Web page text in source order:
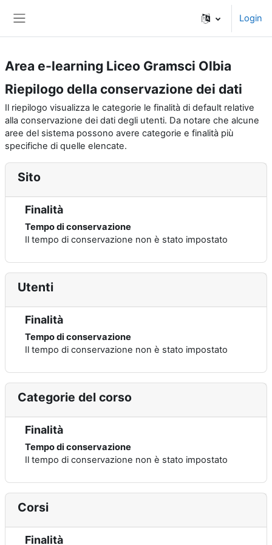
Login
Area e-learning Liceo Gramsci Olbia
Riepilogo della conservazione dei dati
Il riepilogo visualizza le categorie le finalità di default relative
alla conservazione dei dati degli utenti. Da notare che alcune
aree del sistema possono avere categorie e finalità più
specifiche di quelle elencate.
Sito
Finalità
Tempo di conservazione
Il tempo di conservazione non è stato impostato
Utenti
Finalità
Tempo di conservazione
Il tempo di conservazione non è stato impostato
Categorie del corso
Finalità
Tempo di conservazione
Il tempo di conservazione non è stato impostato
Corsi
Finalità